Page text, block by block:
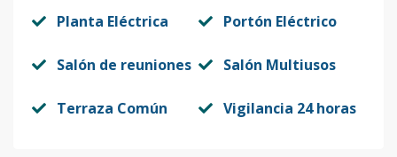
Planta Eléctrica Portón Eléctrico
Salón de reuniones Salón Multiusos
Terraza Común Vigilancia 24 horas